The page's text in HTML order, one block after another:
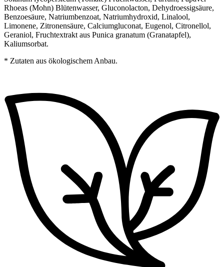
Rhoeas (Mohn) Blütenwasser, Gluconolacton, Dehydroessigsäure,
Benzoesäure, Natriumbenzoat, Natriumhydroxid, Linalool,
Limonene, Zitronensäure, Calciumgluconat, Eugenol, Citronellol,
Geraniol, Fruchtextrakt aus Punica granatum (Granatapfel),
Kaliumsorbat.
* Zutaten aus ökologischem Anbau.